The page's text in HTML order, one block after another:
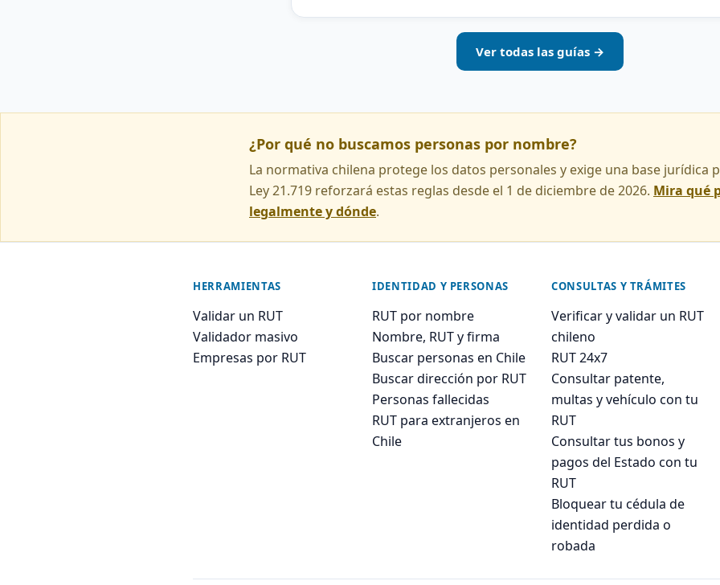
Ver todas las guías →
¿Por qué no buscamos personas por nombre?
La normativa chilena protege los datos personales y exige una base jurídica
Ley 21.719 reforzará estas reglas desde el 1 de diciembre de 2026. Mira qué
legalmente y dónde.
HERRAMIENTAS
Validar un RUT
Validador masivo
Empresas por RUT
IDENTIDAD Y PERSONAS
RUT por nombre
Nombre, RUT y firma
Buscar personas en Chile
Buscar dirección por RUT
Personas fallecidas
RUT para extranjeros en
Chile
CONSULTAS Y TRÁMITES
Verificar y validar un RUT
chileno
RUT 24x7
Consultar patente,
multas y vehículo con tu
RUT
Consultar tus bonos y
pagos del Estado con tu
RUT
Bloquear tu cédula de
identidad perdida o
robada